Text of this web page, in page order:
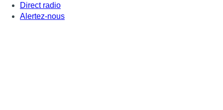
Direct radio
Alertez-nous